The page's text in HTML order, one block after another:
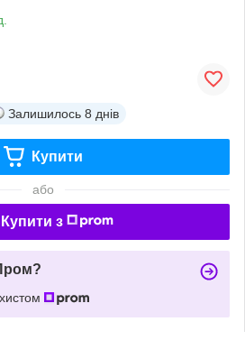
Залишилось 8 днів
Купити
або
Купити з